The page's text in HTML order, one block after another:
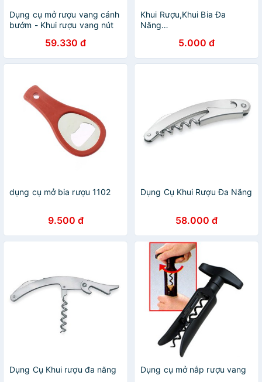
Dụng cụ mở rượu vang cánh
bướm - Khui rượu vang nút
59.330 đ
Khui Rượu,Khui Bia Đa
Năng…
5.000 đ
dụng cụ mở bia rượu 1102
9.500 đ
Dụng Cụ Khui Rượu Đa Năng
58.000 đ
Dụng Cụ Khui rượu đa năng Dụng cụ mở nắp rượu vang